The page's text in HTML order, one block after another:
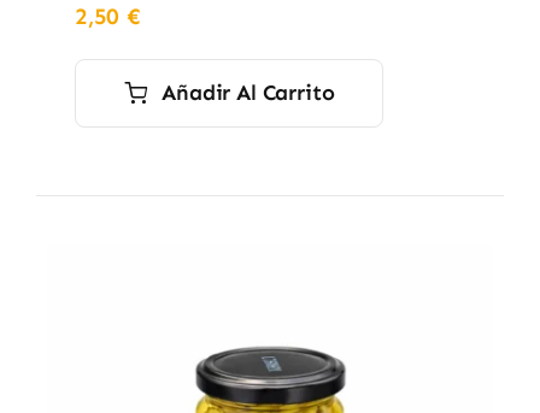
2,50€
Añadir Al Carrito